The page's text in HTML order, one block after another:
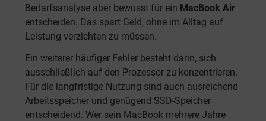
Bedarfsanalyse aber bewusst für ein MacBook Air
entscheiden. Das spart Geld, ohne im Alltag auf
Leistung verzichten zu müssen.
Ein weiterer häufiger Fehler besteht darin, sich
ausschließlich auf den Prozessor zu konzentrieren.
Für die langfristige Nutzung sind auch ausreichend
Arbeitsspeicher und genügend SSD-Speicher
entscheidend. Wer sein MacBook mehrere Jahre